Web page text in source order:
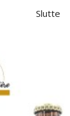
Slutte